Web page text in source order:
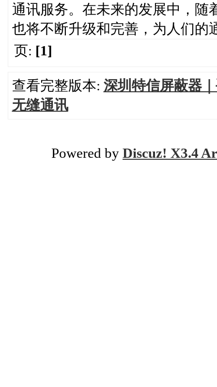
通讯服务。在未来的发展中，随
也将不断升级和完善，为人们的
页: [1]
查看完整版本: 深圳特信屏蔽器
无缝通讯
Powered by Discuz! X3.4